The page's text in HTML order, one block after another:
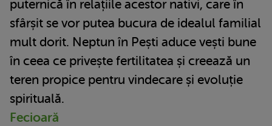
puternică în relațiile acestor nativi, care în
sfârșit se vor putea bucura de idealul familial
mult dorit. Neptun în Pești aduce vești bune
în ceea ce privește fertilitatea și creează un
teren propice pentru vindecare și evoluție
spirituală.
Fecioară